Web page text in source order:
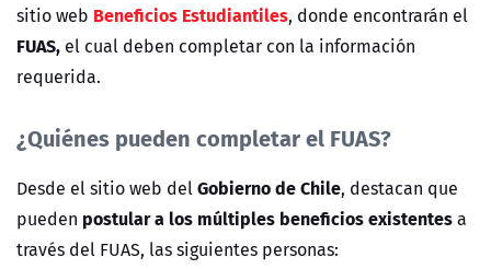
sitio web Beneficios Estudiantiles, donde encontrarán el
FUAS, el cual deben completar con la información
requerida.
¿Quiénes pueden completar el FUAS?
Desde el sitio web delGobierno de Chile, destacan que
pueden postular a los múltiples beneficios existentesa
través del FUAS, las siguientes personas: